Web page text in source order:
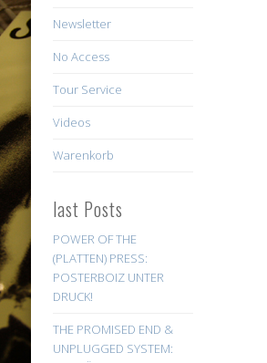
Newsletter
No Access
Tour Service
Videos
Warenkorb
last Posts
POWER OF THE
(PLATTEN) PRESS:
POSTERBOIZ UNTER
DRUCK!
THE PROMISED END &
UNPLUGGED SYSTEM: